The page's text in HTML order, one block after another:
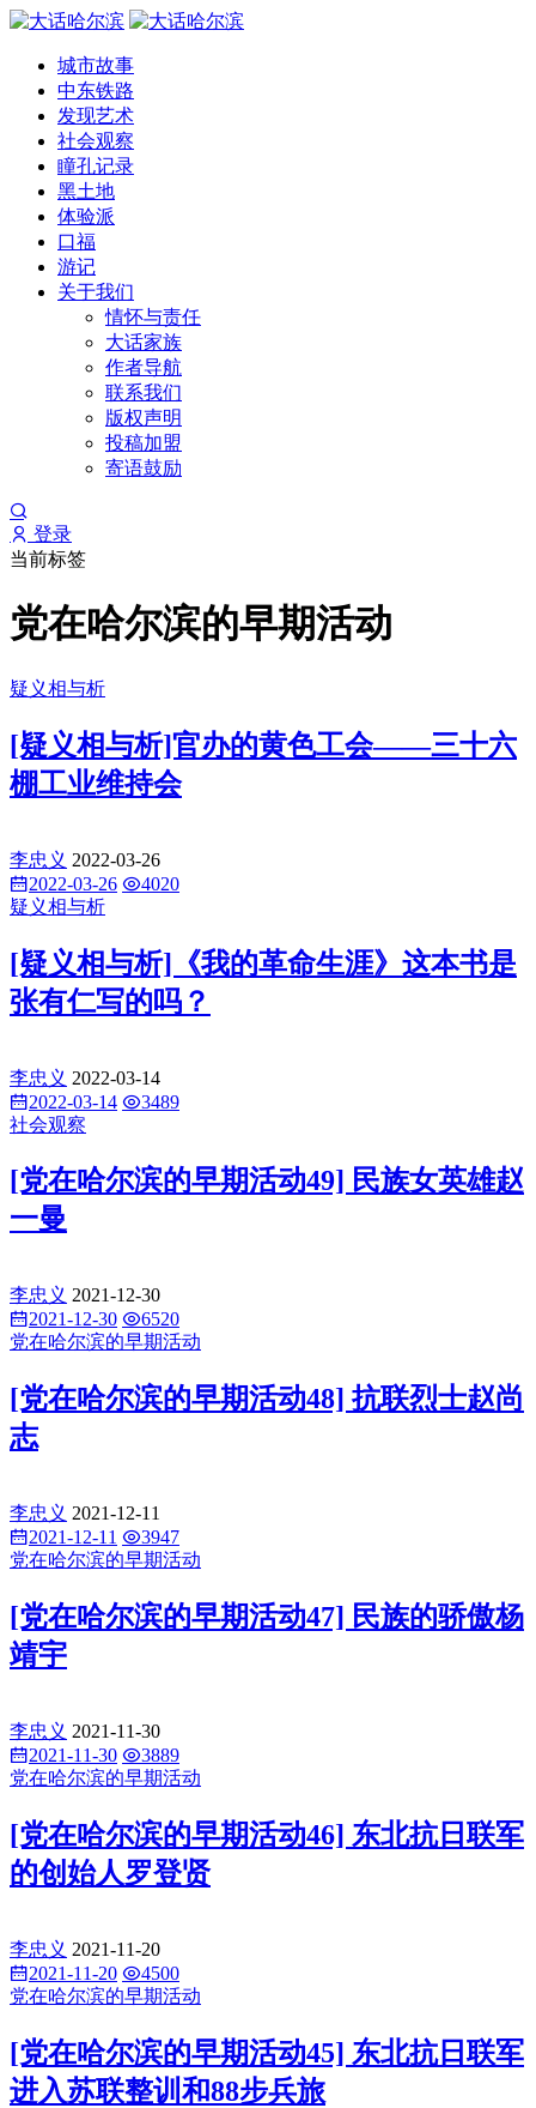
城市故事
中东铁路
发现艺术
社会观察
瞳孔记录
黑土地
体验派
口福
游记
关于我们
情怀与责任
大话家族
作者导航
联系我们
版权声明
投稿加盟
寄语鼓励
登录
当前标签
党在哈尔滨的早期活动
疑义相与析
[疑义相与析]官办的黄色工会——三十六
棚工业维持会
李忠义 2022-03-26
2022-03-26
4020
疑义相与析
[疑义相与析]《我的革命生涯》这本书是
张有仁写的吗？
李忠义 2022-03-14
2022-03-14
3489
社会观察
[党在哈尔滨的早期活动49] 民族女英雄赵
一曼
李忠义 2021-12-30
2021-12-30
6520
党在哈尔滨的早期活动
[党在哈尔滨的早期活动48] 抗联烈士赵尚
志
李忠义 2021-12-11
2021-12-11
3947
党在哈尔滨的早期活动
[党在哈尔滨的早期活动47] 民族的骄傲杨
靖宇
李忠义 2021-11-30
2021-11-30
3889
党在哈尔滨的早期活动
[党在哈尔滨的早期活动46] 东北抗日联军
的创始人罗登贤
李忠义 2021-11-20
2021-11-20
4500
党在哈尔滨的早期活动
[党在哈尔滨的早期活动45] 东北抗日联军
进入苏联整训和88步兵旅